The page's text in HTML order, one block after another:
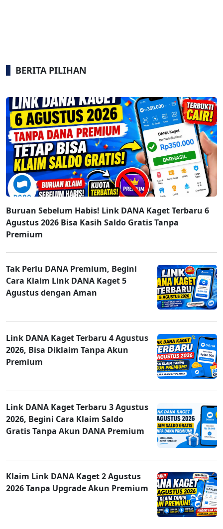
BERITA PILIHAN
Buruan Sebelum Habis! Link DANA Kaget Terbaru 6
Agustus 2026 Bisa Kasih Saldo Gratis Tanpa
Premium
Tak Perlu DANA Premium, Begini
Cara Klaim Link DANA Kaget 5
Agustus dengan Aman
Link DANA Kaget Terbaru 4 Agustus
2026, Bisa Diklaim Tanpa Akun
Premium
Link DANA Kaget Terbaru 3 Agustus
2026, Begini Cara Klaim Saldo
Gratis Tanpa Akun DANA Premium
Klaim Link DANA Kaget 2 Agustus
2026 Tanpa Upgrade Akun Premium